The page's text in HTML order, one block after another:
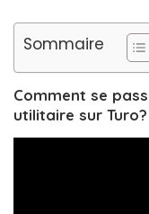
Sommaire
Comment se
utilitaire sur Turo?